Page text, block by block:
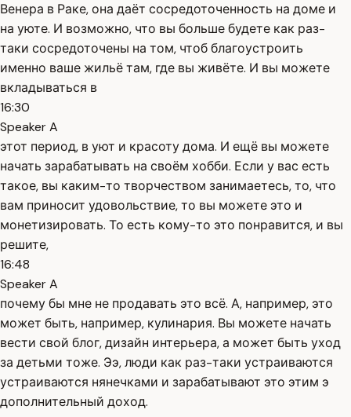
Венера в Раке, она даёт сосредоточенность на доме и
на уюте. И возможно, что вы больше будете как раз-
таки сосредоточены на том, чтоб благоустроить
именно ваше жильё там, где вы живёте. И вы можете
вкладываться в
16:30
Speaker A
этот период, в уют и красоту дома. И ещё вы можете
начать зарабатывать на своём хобби. Если у вас есть
такое, вы каким-то творчеством занимаетесь, то, что
вам приносит удовольствие, то вы можете это и
монетизировать. То есть кому-то это понравится, и вы
решите,
16:48
Speaker A
почему бы мне не продавать это всё. А, например, это
может быть, например, кулинария. Вы можете начать
вести свой блог, дизайн интерьера, а может быть уход
за детьми тоже. Ээ, люди как раз-таки устраиваются
устраиваются нянечками и зарабатывают это этим э
дополнительный доход.